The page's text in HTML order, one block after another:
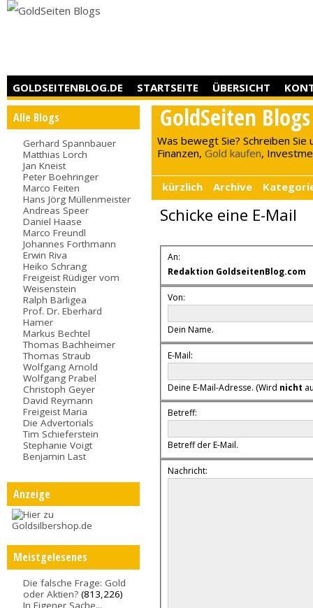
GOLDSEITENBLOG.DE STARTSEITE ÜBERSICHT
Alle Blogs
Gerhard Spannbauer
Matthias Lorch
Jan Kneist
Peter Boehringer
Marco Feiten
Hans Jörg Müllenmeister
Andreas Speer
Daniel Haase
Marco Freundl
Johannes Forthmann
Erwin Riva
Heiko Schrang
Freigeist Rüdiger vom
Weisenstein
Ralph Bärligea
Prof. Dr. Eberhard
Hamer
Markus Bechtel
Thomas Bachheimer
Thomas Straub
Wolfgang Arnold
Wolfgang Prabel
Christoph Geyer
David Reymann
Freigeist Maria
Die Advertorials
Tim Schieferstein
Stephanie Voigt
Benjamin Last
Anzeige
Meistgelesenes
Die falsche Frage: Gold
oder Aktien? (813,226)
In Eigener Sache...
GoldSeiten Blogs
Was bewegt Sie? Schreiben Sie
Finanzen,Gold kaufen,
kürzlich Archive
Schicke eine E-Mail
An:
Redaktion GoldseitenBlog.com
Von:
Dein Name.
E-Mail:
Deine E-Mail-Adresse. (Wird nicht
Betreff:
Betreff der E-Mail.
Nachricht: